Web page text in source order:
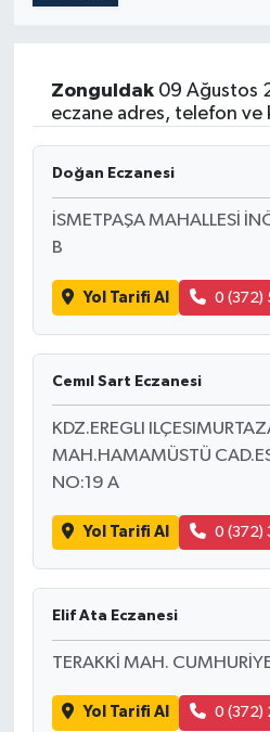
Zonguldak09 Ağustos
eczane adres, telefon ve
Doğan Eczanesi
İSMETPAŞA MAHALLESİ
B
Yol Tarifi Al 0 (372)
Cemıl Sart Eczanesi
KDZ.EREGLI
MAH.HAMAMÜSTÜ
NO:19 A
Yol Tarifi Al 0 (372)
Elif Ata Eczanesi
TERAKKİ MAH.
Yol Tarifi Al 0 (372)